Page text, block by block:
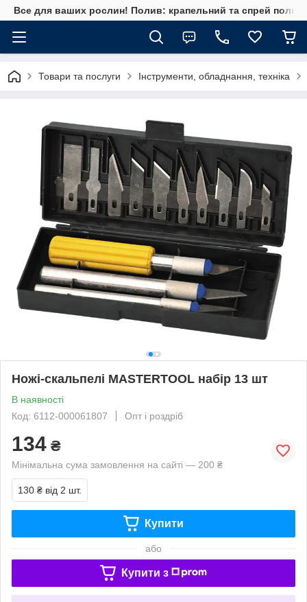
Все для ваших рослин! Полив: крапельний та спрей полив,
Товари та послуги Інструменти, обладнання, техніка
Ножі-скальпелі MASTERTOOL набір 13 шт
В наявності
Код: 6112-000061807
Опт і роздріб
134 ₴
Мінімальна сума замовлення на сайті — 200 ₴
130 ₴ від 2 шт.
Купити
або
Купити з